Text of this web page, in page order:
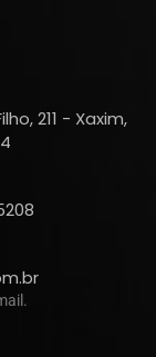
211 - Xaxim,